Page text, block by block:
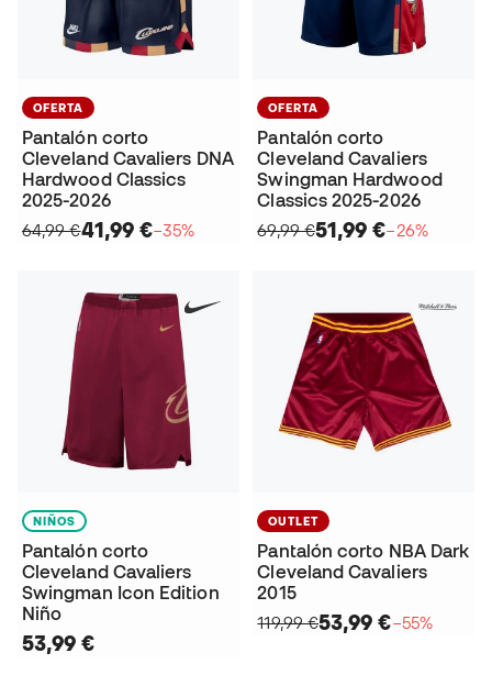
OFERTA
Pantalón corto
Cleveland Cavaliers DNA
Hardwood Classics
2025-2026
64,99 €41,99 €−35%
OFERTA
Pantalón corto
Cleveland Cavaliers
Swingman Hardwood
Classics 2025-2026
69,99 €51,99 €−26%
NIÑOS
Pantalón corto
Cleveland Cavaliers
Swingman Icon Edition
Niño
53,99 €
OUTLET
Pantalón corto NBA Dark
Cleveland Cavaliers
2015
119,99 €53,99 €−55%